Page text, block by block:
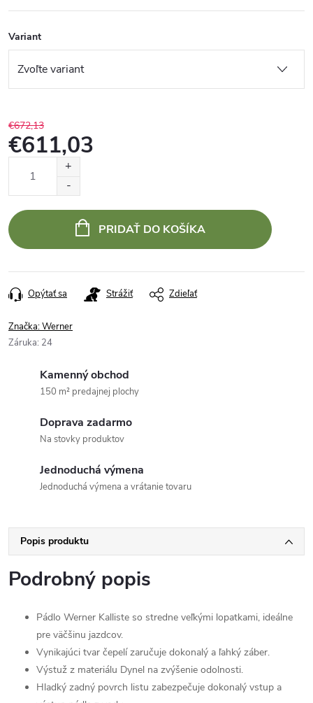
Variant
€672,13
€611,03
PRIDAŤ DO KOŠÍKA
Opýtať sa Strážiť Zdieľať
Značka:Werner
Záruka: 24
Kamenný obchod
150 m² predajnej plochy
Doprava zadarmo
Na stovky produktov
Jednoduchá výmena
Jednoduchá výmena a vrátanie tovaru
Popis produktu
Podrobný popis
Pádlo Werner Kalliste so stredne veľkými lopatkami, ideálne
pre väčšinu jazdcov.
Vynikajúci tvar čepelí zaručuje dokonalý a ľahký záber.
Výstuž z materiálu Dynel na zvýšenie odolnosti.
Hladký zadný povrch listu zabezpečuje dokonalý vstup a